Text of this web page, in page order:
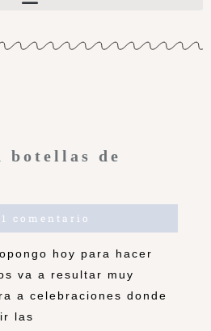
botellas de
1 comentario
hoy para hacer
va a resultar muy
a celebraciones donde
las